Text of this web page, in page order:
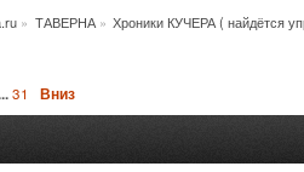
» ТАВЕРНА» Хроники КУЧЕРА ( найдётся
31 Вниз